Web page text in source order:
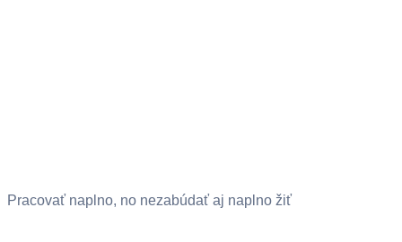
Pracovať naplno, no nezabúdať aj naplno žiť